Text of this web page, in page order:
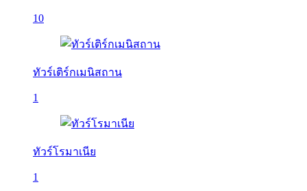
10
ทัวร์เติร์กเมนิสถาน
1
ทัวร์โรมาเนีย
1